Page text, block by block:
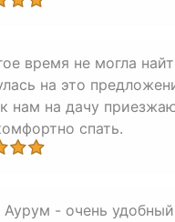
время не могла
на это
нам на дачу
спать.
- очень